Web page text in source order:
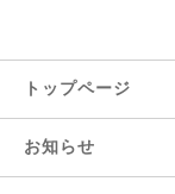
トップページ
お知らせ